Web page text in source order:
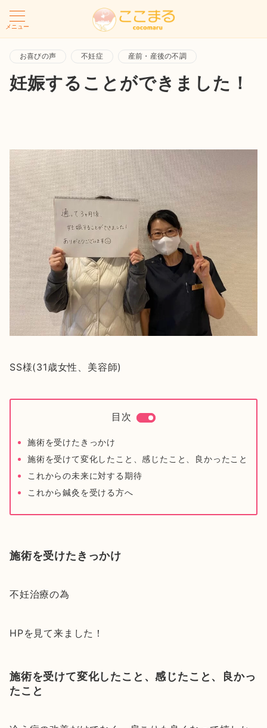
メニュー
お喜びの声 不妊症 産前・産後の不調
妊娠することができました！
SS様(31歳女性、美容師)
目次
施術を受けたきっかけ
施術を受けて変化したこと、感じたこと、良かったこと
これからの未来に対する期待
これから鍼灸を受ける方へ
施術を受けたきっかけ
不妊治療の為
HPを見て来ました！
施術を受けて変化したこと、感じたこと、良かっ
たこと